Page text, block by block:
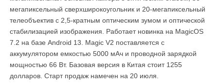
мегапиксельный сверхширокоугольник и 20-мегапиксельный
телеобъектив с 2,5-кратным оптическим зумом и оптической
стабилизацией изображения. Работает новинка на MagicOS
7.2 на базе Android 13. Magic V2 поставляется с
аккумулятором емкостью 5000 мАч и проводной зарядкой
мощностью 66 Вт. Базовая версия в Китая стоит 1255
долларов. Старт продаж намечен на 20 июля.